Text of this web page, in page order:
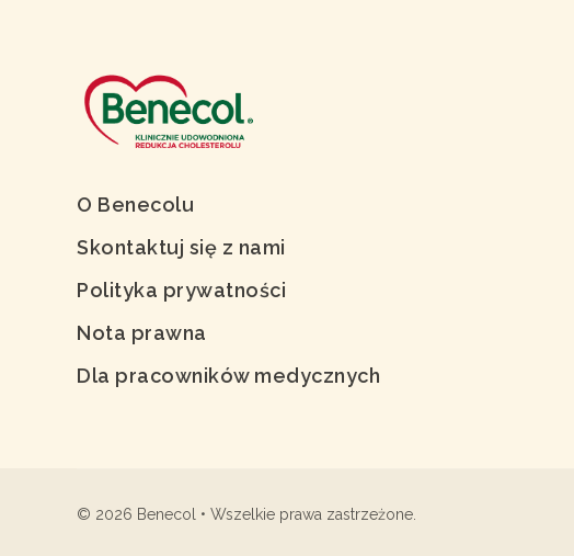
O Benecolu
Skontaktuj się z nami
Polityka prywatności
Nota prawna
Dla pracowników medycznych
© 2026 Benecol • Wszelkie prawa zastrzeżone.